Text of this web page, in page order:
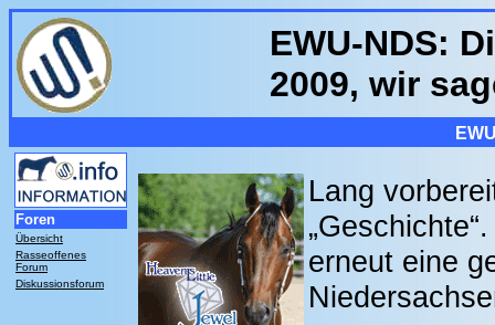
EWU-NDS:
2009, wir
Foren
Übersicht
Rasseoffenes
Forum
Diskussionsforum
Lang
erneut eine